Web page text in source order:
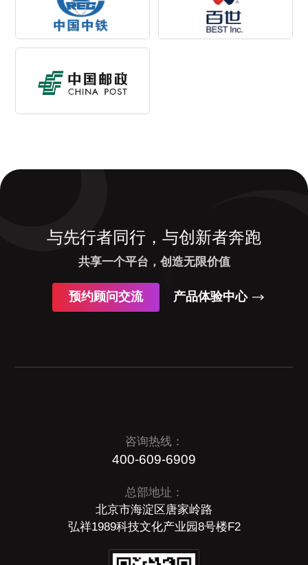
与先行者同行，与创新者奔跑
共享一个平台，创造无限价值
预约顾问交流 产品体验中心
咨询热线：
400-609-6909
总部地址：
北京市海淀区唐家岭路
弘祥1989科技文化产业园8号楼F2